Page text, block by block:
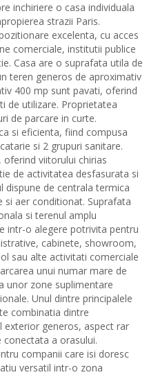
inchiriere o casa individuala
strazii Paris.
excelenta, cu acces
comerciale, institutii publice
Casa are o suprafata utila de
teren generos de aproximativ
400 mp sunt pavati, oferind
de utilizare. Proprietatea
de parcare in curte.
si eficienta, fiind compusa
si 2 grupuri sanitare.
oferind viitorului chirias
de activitatea desfasurata si
dispune de centrala termica
si aer conditionat. Suprafata
si terenul amplu
intr-o alegere potrivita pentru
cabinete, showroom,
sau alte activitati comerciale
unui numar mare de
unor zone suplimentare
Unul dintre principalele
combinatia dintre
exterior generos, aspect rar
a orasului.
companii care isi doresc
versatil intr-o zona